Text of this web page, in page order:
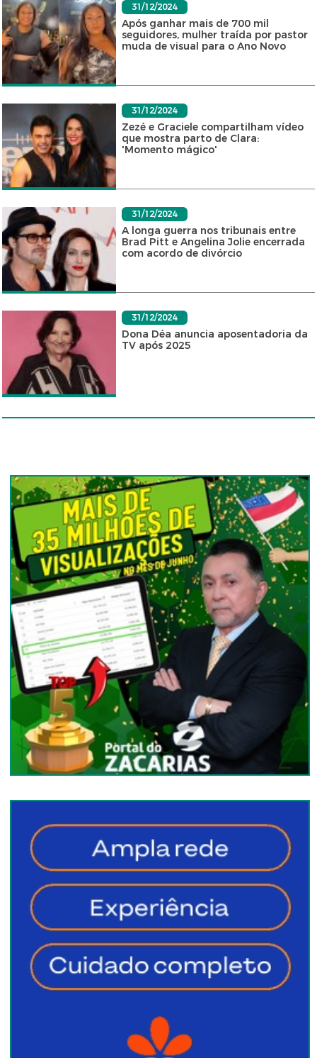
31/12/2024
Após ganhar mais de 700 mil
seguidores, mulher traída por pastor
muda de visual para o Ano Novo
31/12/2024
Zezé e Graciele compartilham vídeo
que mostra parto de Clara:
'Momento mágico'
31/12/2024
A longa guerra nos tribunais entre
Brad Pitt e Angelina Jolie encerrada
com acordo de divórcio
31/12/2024
Dona Déa anuncia aposentadoria da
TV após 2025